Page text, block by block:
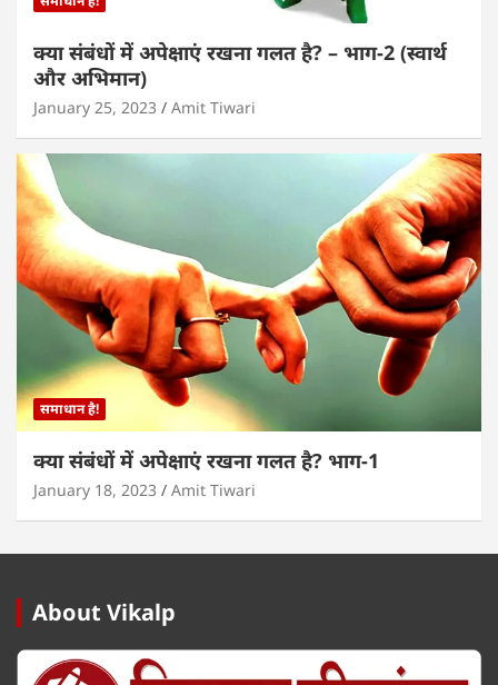
क्या संबंधों में अपेक्षाएं रखना गलत है? – भाग-2 (स्वार्थ
और अभिमान)
January 25, 2023 Amit Tiwari
समाधान है!
क्या संबंधों में अपेक्षाएं रखना गलत है? भाग-1
January 18, 2023 Amit Tiwari
About Vikalp